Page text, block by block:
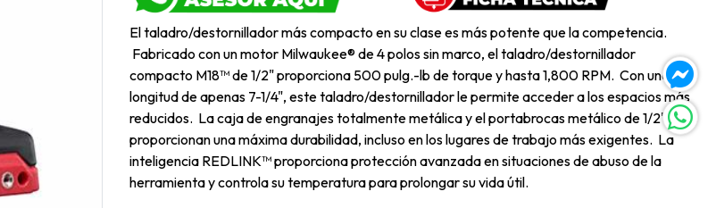
El taladro/destornillador más compacto en su clase es más potente que la competencia.
Fabricado con un motor Milwaukee® de 4 polos sin marco, el taladro/destornillador
compacto M18™ de 1/2" proporciona 500 pulg.-lb de torque y hasta 1,800 RPM. Con una
longitud de apenas 7-1/4", este taladro/destornillador le permite acceder a los espacios más
reducidos. La caja de engranajes totalmente metálica y el portabrocas metálico de 1/2"
proporcionan una máxima durabilidad, incluso en los lugares de trabajo más exigentes. La
inteligencia REDLINK™ proporciona protección avanzada en situaciones de abuso de la
herramienta y controla su temperatura para prolongar su vida útil.